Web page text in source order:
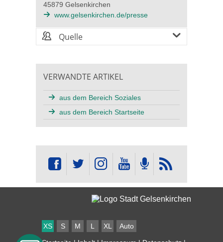
45879 Gelsenkirchen
www.gelsenkirchen.de/presse
Quelle
VERWANDTE ARTIKEL
aus dem Bereich Soziales
aus dem Bereich Startseite
XS S M L XL Auto